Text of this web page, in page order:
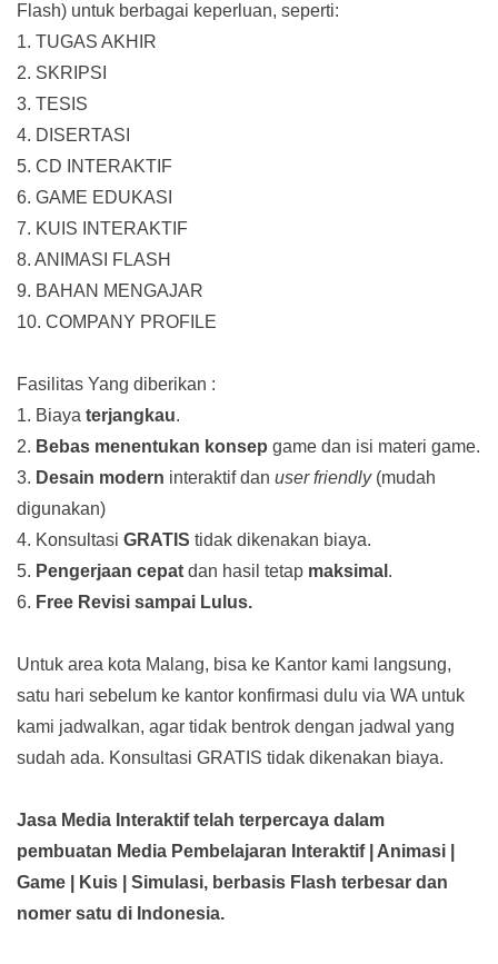
Flash) untuk berbagai keperluan, seperti:
1. TUGAS AKHIR
2. SKRIPSI
3. TESIS
4. DISERTASI
5. CD INTERAKTIF
6. GAME EDUKASI
7. KUIS INTERAKTIF
8. ANIMASI FLASH
9. BAHAN MENGAJAR
10. COMPANY PROFILE
Fasilitas Yang diberikan :
1. Biaya terjangkau.
2. Bebas menentukan konsep game dan isi materi game.
3. Desain modern interaktif dan user friendly(mudah
digunakan)
4. Konsultasi GRATIS tidak dikenakan biaya.
5. Pengerjaan cepat dan hasil tetap maksimal .
6. Free Revisi sampai Lulus.
Untuk area kota Malang, bisa ke Kantor kami langsung,
satu hari sebelum ke kantor konfirmasi dulu via WA untuk
kami jadwalkan, agar tidak bentrok dengan jadwal yang
sudah ada. Konsultasi GRATIS tidak dikenakan biaya.
Jasa Media Interaktif telah terpercaya dalam
pembuatan Media Pembelajaran Interaktif| Animasi |
Game | Kuis | Simulasi, berbasis Flash terbesar dan
nomer satu di Indonesia.